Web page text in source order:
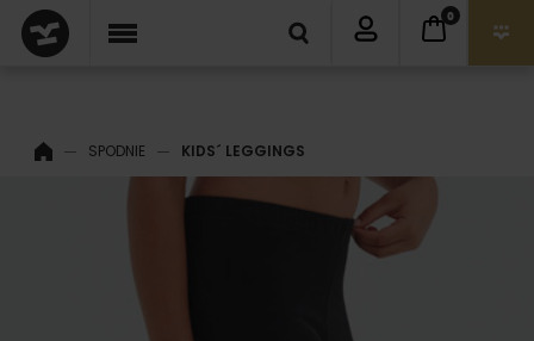
0
SPODNIE KIDS´ LEGGINGS